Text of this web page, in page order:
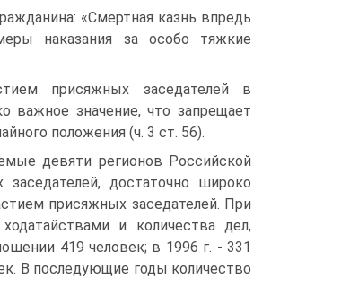
«Смертная казнь впредь
наказания за особо тяжкие
присяжных заседателей в
важное значение, что запрещает
положения (ч. 3 ст. 56).
девяти регионов Российской
достаточно широко
присяжных заседателей. При
и количества дел,
419 человек; в 1996 г. - 331
В последующие годы количество